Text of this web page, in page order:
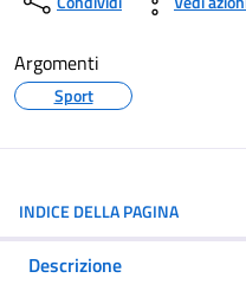
Argomenti
Sport
INDICE DELLA PAGINA
Descrizione